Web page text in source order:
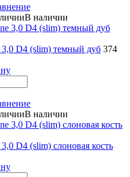
В наличии
D4 (slim) темный дуб 374
В наличии
D4 (slim) слоновая кость